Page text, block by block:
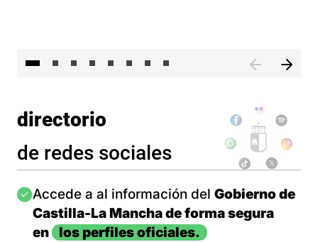
directorio
de redes sociales
Imagen
Accede a al información del Gobierno de
Castilla-La Mancha de forma segura
en
los perfiles oficiales.